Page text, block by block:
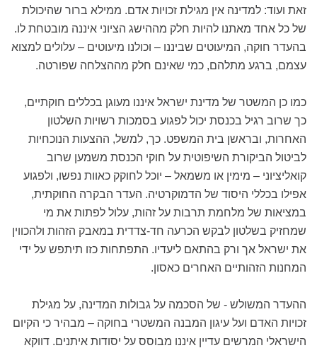
זאת ועוד: למדינה אין מגילת זכויות אדם. ממילא ברור שהיכולת
של כל אחד מאתנו להיות חלק מההישג הציוני איננה מובטחת לו.
בהעדר חוקה, המיעוטים שביננו – וכולנו מיעוטים – עלולים למצוא
עצמם, ברגע מתלהם, כמי שאינם חלק מההצלחה שפורטה.
כמו כן המשטר של מדינת ישראל איננו מעוגן בכללים חוקתיים,
כך שרוב רגיל בכנסת יכול לפגוע בסמכות רשויות השלטון
האחרות, ובראשן בית המשפט. כך, למשל, ההצעות הנוכחיות
לביטול הביקורת השיפוטית על חוקי הכנסת משמען שרוב
קואליציוני – מימין או משמאל – יוכל לחוקק כאוות נפשו, ולפגוע
אפילו בכללי היסוד של הדמוקרטיה. העדר הבקרה החוקתית,
במציאות של מלחמת תרבות על זהות, עלול לפתות את מי
שמחזיק בשלטון לבקש הכרעה חד-צדדית במאבק הזהות ולהכווין
את ישראל אך ורק בהתאם ליעדיו. התפתחות כזו תיתפש על ידי
המחנות הזהותיים האחרים כאסון.
ההעדר המשולש - של הסכמה על גבולות המדינה, על מגילת
זכויות האדם ועל עיגון המבנה המשטרי בחוקה – מבהיר כי הקיום
הישראלי המרשים עדיין איננו מבוסס על יסודות איתנים. דווקא